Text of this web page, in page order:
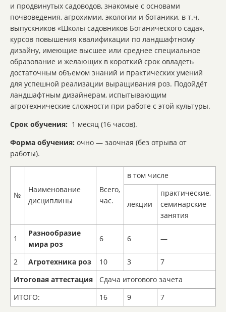
и продвинутых садоводов, знакомые с основами
почвоведения, агрохимии, экологии и ботаники, в т.ч.
выпускников «Школы садовников Ботанического сада»,
курсов повышения квалификации по ландшафтному
дизайну, имеющие высшее или среднее специальное
образование и желающих в короткий срок овладеть
достаточным объемом знаний и практических умений
для успешной реализации выращивания роз. Подойдёт
ландшафтным дизайнерам, испытывающим
агротехнические сложности при работе с этой культуры.
Срок обучения: 1 месяц (16 часов).
Форма обучения: очно — заочная (без отрыва от
работы).
№
Наименование
дисциплины
Всего,
час.
в том числе
лекции
практические,
семинарские
занятия
1
Разнообразие
мира роз
6 6 —
2 Агротехника роз 10 3
7
Итоговая аттестация
Сдача итогового зачета
ИТОГО:
16 9 7